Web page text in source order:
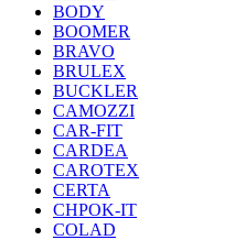
BODY
BOOMER
BRAVO
BRULEX
BUCKLER
CAMOZZI
CAR-FIT
CARDEA
CAROTEX
CERTA
CHPOK-IT
COLAD